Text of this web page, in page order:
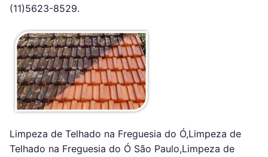
(11)5623-8529.
Limpeza de Telhado na Freguesia do Ó,Limpeza de
Telhado na Freguesia do Ó São Paulo,Limpeza de